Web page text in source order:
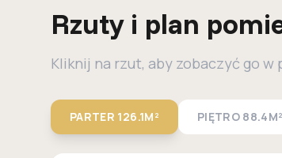
Rzuty i plan
Kliknij na rzut, aby zobaczyć go w
PARTER 126.1M² PIĘTRO 88.4M²